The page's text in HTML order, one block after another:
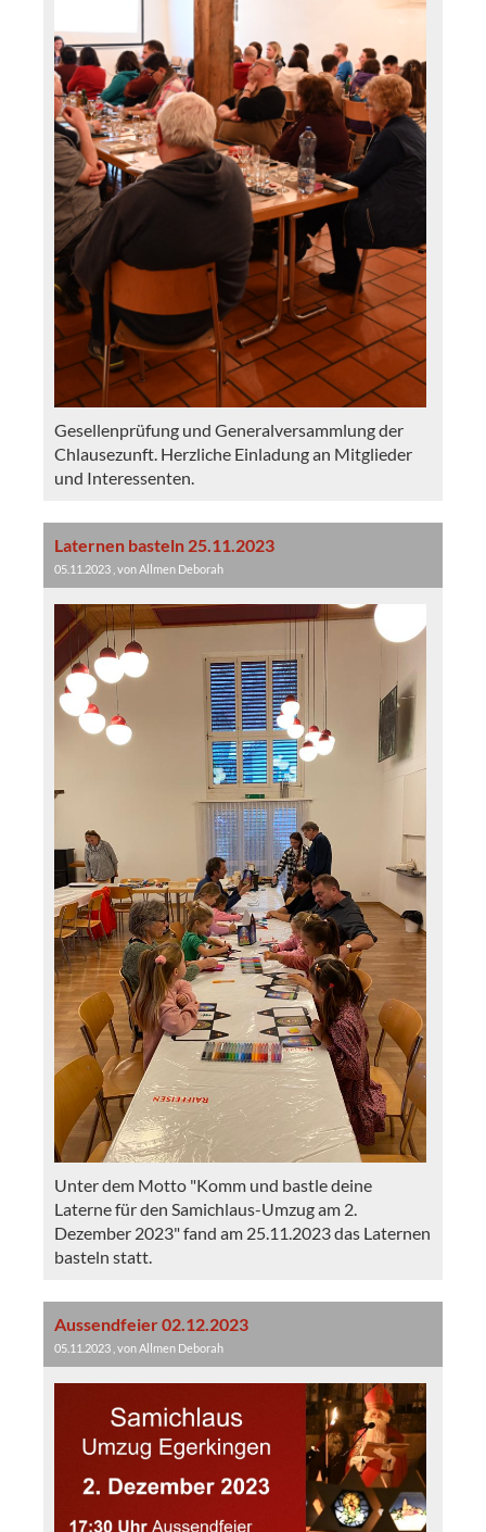
Gesellenprüfung und Generalversammlung der
Chlausezunft. Herzliche Einladung an Mitglieder
und Interessenten.
Laternen basteln 25.11.2023
05.11.2023 , von Allmen Deborah
Unter dem Motto "Komm und bastle deine
Laterne für den Samichlaus-Umzug am 2.
Dezember 2023" fand am 25.11.2023 das Laternen
basteln statt.
Aussendfeier 02.12.2023
05.11.2023 , von Allmen Deborah